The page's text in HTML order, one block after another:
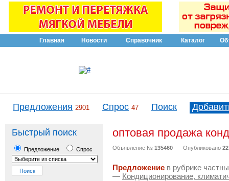
Главная Новости Справочник Каталог
Предложения 2901 Спрос 47 Поиск
Быстрый поиск
Предложение Спрос
оптовая продажа
Объявление № 135460 Опубликовано
Предложение в рубрике
— Кондиционирование,